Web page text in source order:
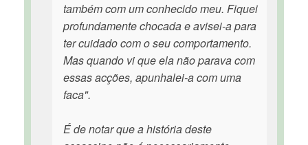
também com um conhecido meu. Fiquei
profundamente chocada e avisei-a para
ter cuidado com o seu comportamento.
Mas quando vi que ela não parava com
essas acções, apunhalei-a com uma
faca".
É de notar que a história deste